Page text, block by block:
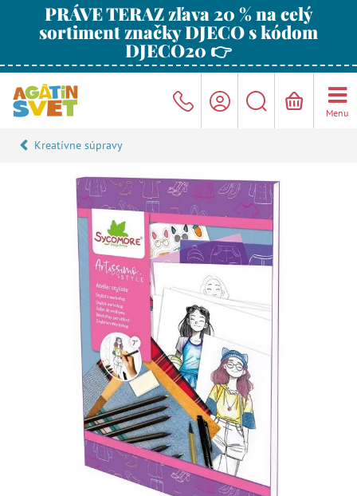
PRÁVE TERAZ zľava 20 % na celý
sortiment značky DJECO s kódom
DJECO20 👉
Menu
Kreatívne súpravy